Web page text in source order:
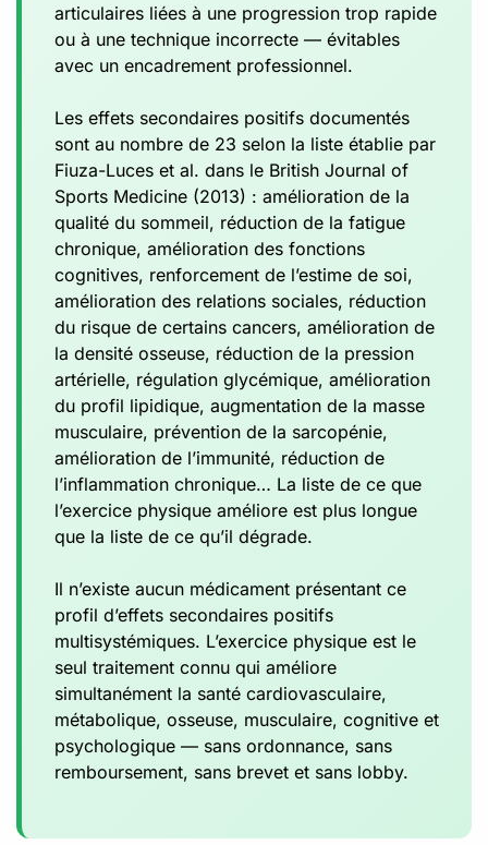
articulaires liées à une progression trop rapide
ou à une technique incorrecte — évitables
avec un encadrement professionnel.
Les effets secondaires positifs documentés
sont au nombre de 23 selon la liste établie par
Fiuza-Luces et al. dans le British Journal of
Sports Medicine (2013) : amélioration de la
qualité du sommeil, réduction de la fatigue
chronique, amélioration des fonctions
cognitives, renforcement de l’estime de soi,
amélioration des relations sociales, réduction
du risque de certains cancers, amélioration de
la densité osseuse, réduction de la pression
artérielle, régulation glycémique, amélioration
du profil lipidique, augmentation de la masse
musculaire, prévention de la sarcopénie,
amélioration de l’immunité, réduction de
l’inflammation chronique… La liste de ce que
l’exercice physique améliore est plus longue
que la liste de ce qu’il dégrade.
Il n’existe aucun médicament présentant ce
profil d’effets secondaires positifs
multisystémiques. L’exercice physique est le
seul traitement connu qui améliore
simultanément la santé cardiovasculaire,
métabolique, osseuse, musculaire, cognitive et
psychologique — sans ordonnance, sans
remboursement, sans brevet et sans lobby.